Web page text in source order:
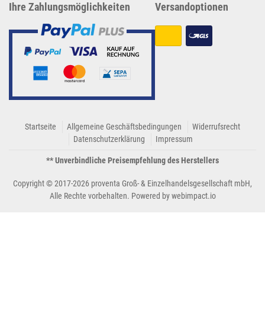
Ihre Zahlungsmöglichkeiten Versandoptionen
Startseite Allgemeine Geschäftsbedingungen
Widerrufsrecht
Datenschutzerklärung
Impressum
** Unverbindliche Preisempfehlung des Herstellers
Copyright © 2017-2026 proventa Groß- & Einzelhandelsgesellschaft mbH,
Alle Rechte vorbehalten. Powered bywebimpact.io